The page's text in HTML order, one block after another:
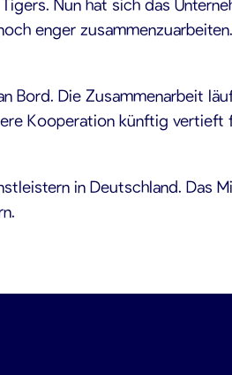
enger
Die Zusammenarbeit
Kooperation künftig
in Deutschland. Das